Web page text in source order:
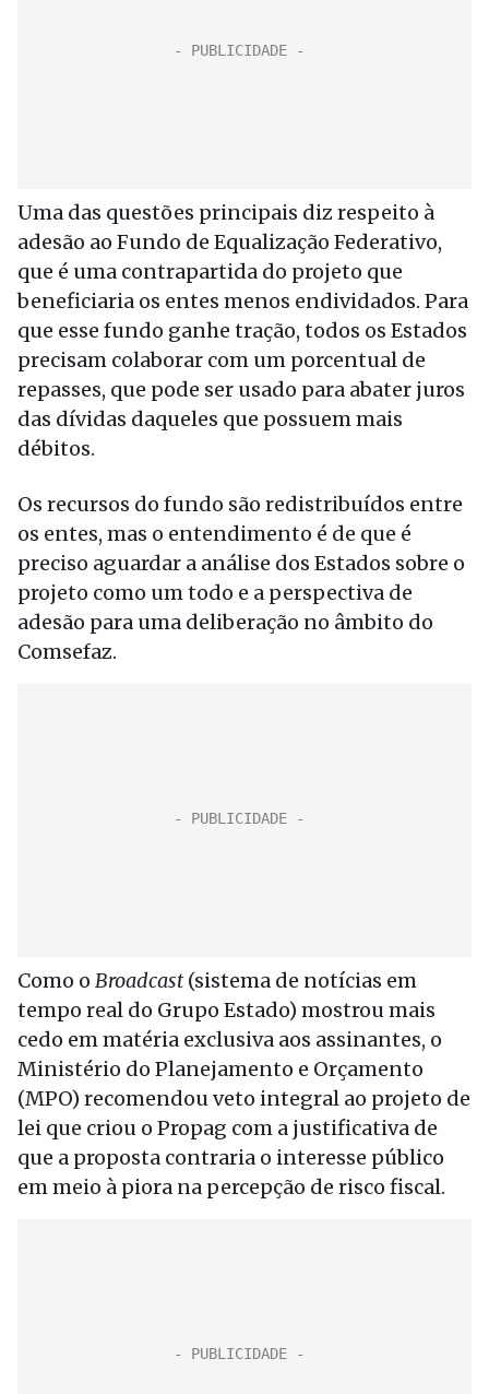
Uma das questões principais diz respeito à
adesão ao Fundo de Equalização Federativo,
que é uma contrapartida do projeto que
beneficiaria os entes menos endividados. Para
que esse fundo ganhe tração, todos os Estados
precisam colaborar com um porcentual de
repasses, que pode ser usado para abater juros
das dívidas daqueles que possuem mais
débitos.
Os recursos do fundo são redistribuídos entre
os entes, mas o entendimento é de que é
preciso aguardar a análise dos Estados sobre o
projeto como um todo e a perspectiva de
adesão para uma deliberação no âmbito do
Comsefaz.
Como o Broadcast(sistema de notícias em
tempo real do Grupo Estado) mostrou mais
cedo em matéria exclusiva aos assinantes, o
Ministério do Planejamento e Orçamento
(MPO) recomendou veto integral ao projeto de
lei que criou o Propag com a justificativa de
que a proposta contraria o interesse público
em meio à piora na percepção de risco fiscal.